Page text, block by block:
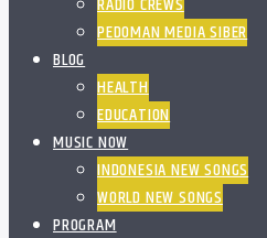
PEDOMAN MEDIA SIBER
BLOG
HEALTH
EDUCATION
MUSIC NOW
INDONESIA NEW SONGS
WORLD NEW SONGS
PROGRAM